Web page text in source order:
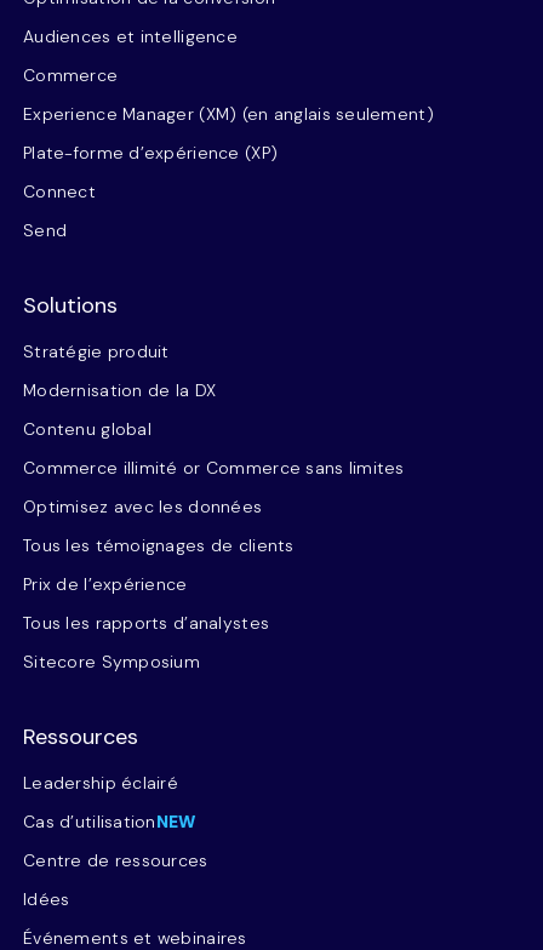
Audiences et intelligence
Commerce
Experience Manager (XM) (en anglais seulement)
Plate-forme d’expérience (XP)
Connect
Send
Solutions
Stratégie produit
Modernisation de la DX
Contenu global
Commerce illimité or Commerce sans limites
Optimisez avec les données
Tous les témoignages de clients
Prix de l’expérience
Tous les rapports d’analystes
Sitecore Symposium
Ressources
Leadership éclairé
Cas d’utilisationNEW
Centre de ressources
Idées
Événements et webinaires